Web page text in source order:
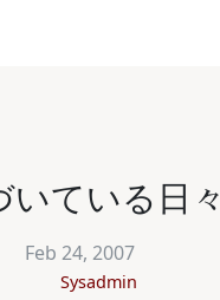
いている日々
Feb 24, 2007
Sysadmin